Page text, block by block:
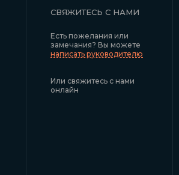
СВЯЖИТЕСЬ С НАМИ
Есть пожелания или
замечания? Вы можете
написать руководителю
Или свяжитесь с нами
онлайн